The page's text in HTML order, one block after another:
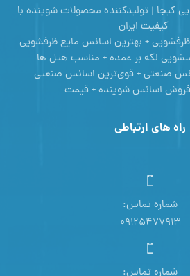
کیجا | تولیدکننده محصولات شوینده با
کیفیت ایران
+ بهترین اسانس مایع ظرفشویی
لکه بر عمده + مناسب هتل ها
صنعتی + قوی‌ترین اسانس‌ صنعتی
اسانس شوینده + قیمت
راه های ارتباطی
شماره تماس:
09125477913